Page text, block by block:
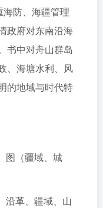
海防、海疆管理
政府对东南沿海
书中对舟山群岛
、海塘水利、风
的地域与时代特
图（疆域、城
沿革、疆域、山